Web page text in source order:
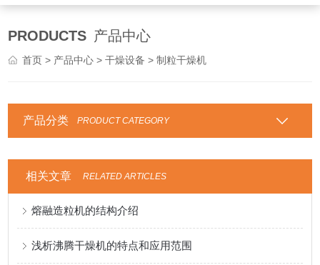
PRODUCTS 产品中心
首页 > 产品中心 >干燥设备 > 制粒干燥机
产品分类 PRODUCT CATEGORY
相关文章 RELATED ARTICLES
熔融造粒机的结构介绍
浅析沸腾干燥机的特点和应用范围